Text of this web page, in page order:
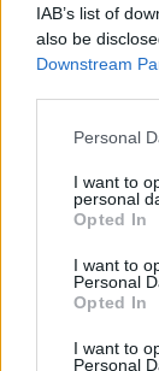
IAB’s list of
also be
Downstream
Personal
I want to
personal
Opted In
I want to
Personal
Opted In
I want to
Personal
Ministras
šiuo metu
vidutinio
pedagogų
Kitą
mokytojų